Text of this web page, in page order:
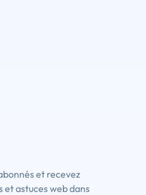
et recevez
et astuces web dans